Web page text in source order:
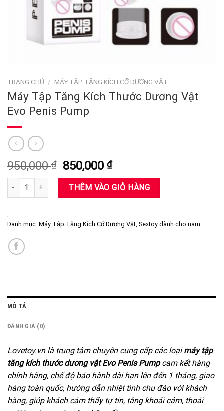
TRANG CHỦ / MÁY TẬP TĂNG KÍCH CỠ DƯƠNG VẬT
Máy Tập Tăng Kích Thước Dương Vật
Evo Penis Pump
950,000₫
Giá
gốc
là:
950,000 ₫.
850,000₫Giá
hiện
tại
là:
850,000 ₫.
Máy Tập Tăng Kích Thước Dương Vật Evo Penis Pump số lượng
THÊM VÀO GIỎ HÀNG
Danh mục: Máy Tập Tăng Kích Cỡ Dương Vật, Sextoy dành cho nam
MÔ TẢ
ĐÁNH GIÁ (0)
Lovetoy.vn là trung tâm chuyên cung cấp các loạimáy tập
tăng kích thước dương vật Evo Penis Pumpcam kết hàng
chính hãng, chế độ bảo hành dài hạn lên đến 1 tháng, giao
hàng toàn quốc, hướng dẫn nhiệt tình chu đáo với khách
hàng, giúp khách cảm thấy tự tin, tăng khoái cảm, thoải